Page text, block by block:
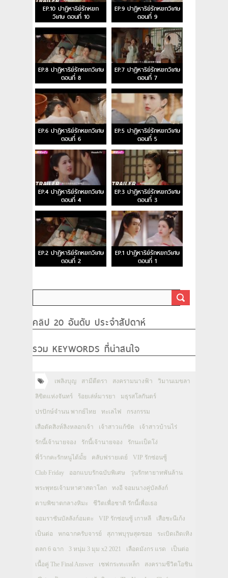
EP.10 ปาฏิหาริย์รักหยก
วิเศษ ตอนที่ 10
EP.9 ปาฏิหาริย์รักหยกวิเศษ
ตอนที่ 9
EP.8 ปาฏิหาริย์รักหยกวิเศษ
ตอนที่ 8
EP.7 ปาฏิหาริย์รักหยกวิเศษ
ตอนที่ 7
EP.6 ปาฏิหาริย์รักหยกวิเศษ
ตอนที่ 6
EP.5 ปาฏิหาริย์รักหยกวิเศษ
ตอนที่ 5
EP.4 ปาฏิหาริย์รักหยกวิเศษ
ตอนที่ 4
EP.3 ปาฏิหาริย์รักหยกวิเศษ
ตอนที่ 3
EP.2 ปาฏิหาริย์รักหยกวิเศษ
ตอนที่ 2
EP.1 ปาฏิหาริย์รักหยกวิเศษ
ตอนที่ 1
คลิป 20 อันดับ ประจำสัปดาห์
รวม KEYWORDS ที่น่าสนใจ
เพลิงบุญ สามีตีตรา สงครามนางฟ้า วิมานเมขลา
ลิขิตแห่งจันทร์ ร้อยเล่ห์มารยา มธุรสโลกันตร์
ปรปักษ์จำนน พากย์ไทย ทะเลไฟ กรงกรรม
เสือตัดสิงห์ลิงหลอกเจ้า เจ้าสาวแก้ขัด เจ้าสาวบ้านไร่
รักนี้เจ้านายจอง รักนี้เจ้านายจอง รักนะเป็ดโง่
พี่ว้ากคะรักหนูได้มั้ย คลับฟรายเดย์ VIP รักซ่อนชู้
Club Friday ออกแบบรักฉบับพิเศษ วุ่นรักทายาทพันล้าน
พระพุทธเจ้ามหาศาสดาโลก ทงอี จอมนางคู่บัลลังก์
ดาบพิฆาตกลางหิมะ ชีวิตเพื่อชาติ รักนี้เพื่อเธอ
จอมราชันบัลลังก์อมตะ VIP รักซ่อนชู้ เกาหลี เสือชะนีเก้ง
เป็นต่อ หกฉากครับจารย์ สุภาพบุรุษสุดซอย ระเบิดเถิดเทิง
ตลก 6 ฉาก 3 หนุ่ม 3 มุม x2 2021 เลือดมังกร แรด เป็นต่อ
เนื้อคู่ The Final Answer เชฟกระทะเหล็ก สงครามชีวิตโอชิน